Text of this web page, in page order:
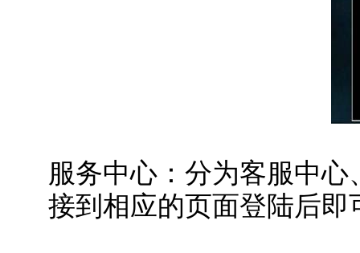
服务中心：分为客服中
接到相应的页面登陆后即